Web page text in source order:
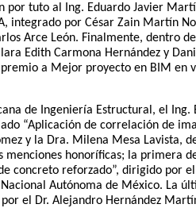
por tuto al Ing. Eduardo Javier
integrado por César Zain Martín
Arce León. Finalmente, dentro
Edith Carmona Hernández y
a Mejor proyecto en BIM en
de Ingeniería Estructural, el Ing.
“Aplicación de correlación de
y la Dra. Milena Mesa Lavista,
honoríficas; la primera
concreto reforzado”, dirigido por
Autónoma de México. La
el Dr. Alejandro Hernández